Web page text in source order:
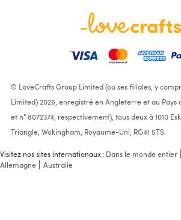
© LoveCrafts Group Limited (ou ses filiales, y
Limited) 2026, enregistré en Angleterre et au Pays
et n° 8072374, respectivement), tous deux à 1010
Triangle, Wokingham, Royaume-Uni, RG41 5TS.
Visitez nos sites internationaux : Dans le monde entier
Allemagne
Australie